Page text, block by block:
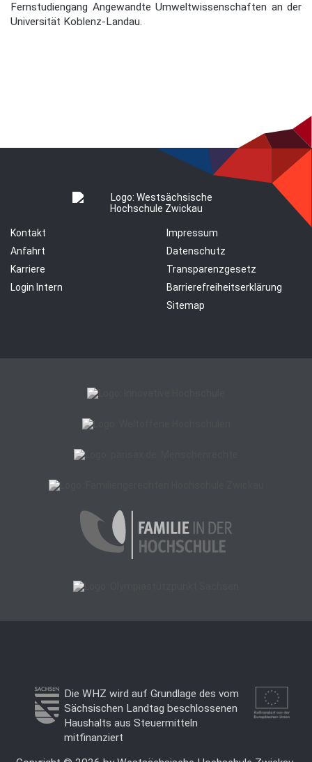
Fernstudiengang Angewandte Umweltwissenschaften an der
Univer­sität Koblenz-Landau.
Kontakt
Anfahrt
Karriere
Login Intern
Impressum
Datenschutz
Transparenzgesetz
Barrierefreiheitserklärung
Sitemap
Die WHZ wird auf Grundlage des vom
Sächsischen Landtag beschlossenen
Haushalts aus Steuermitteln
mitfinanziert